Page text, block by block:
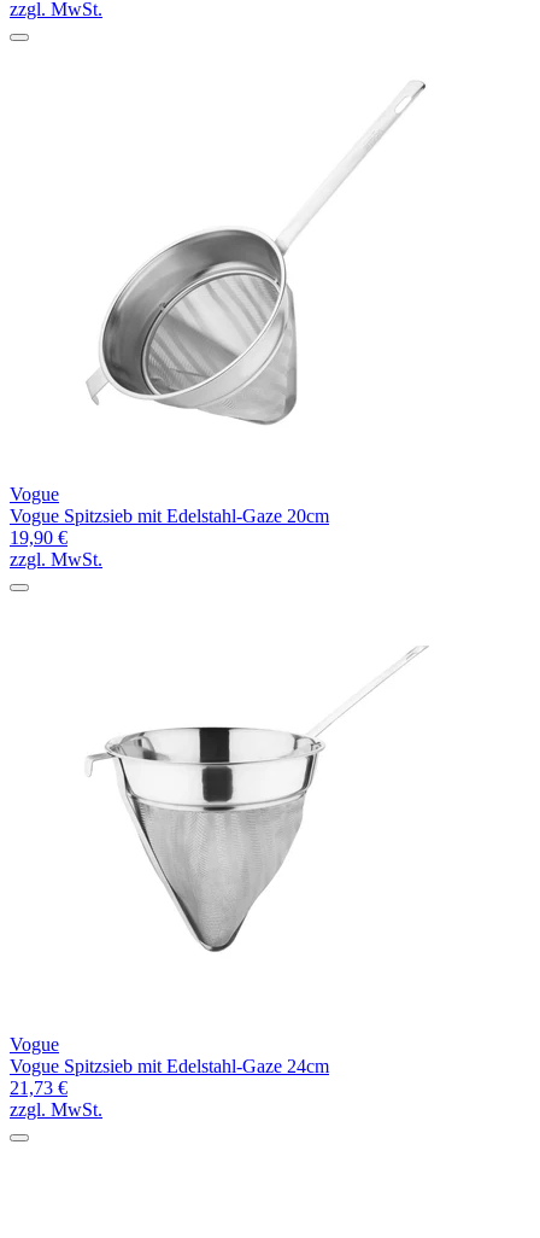
zzgl. MwSt.
Vogue
Vogue Spitzsieb mit Edelstahl-Gaze 20cm
19,90 €
zzgl. MwSt.
Vogue
Vogue Spitzsieb mit Edelstahl-Gaze 24cm
21,73 €
zzgl. MwSt.